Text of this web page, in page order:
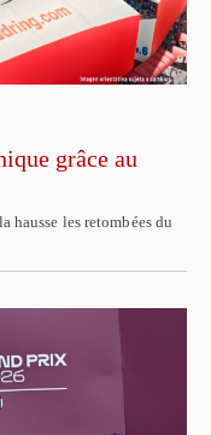
grâce au
hausse les retombées du